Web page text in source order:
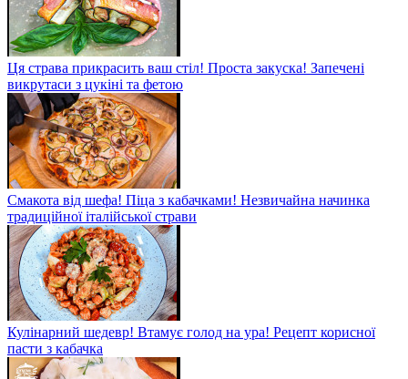
Ця страва прикрасить ваш стіл! Проста закуска! Запечені
викрутаси з цукіні та фетою
Смакота від шефа! Піца з кабачками! Незвичайна начинка
традиційної італійської страви
Кулінарний шедевр! Втамує голод на ура! Рецепт корисної
пасти з кабачка